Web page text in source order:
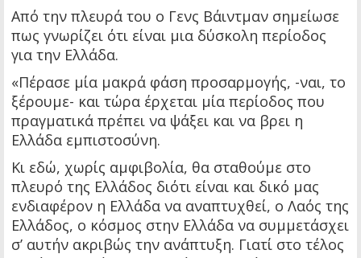
Από την πλευρά του ο Γενς Βάιντμαν σημείωσε
πως γνωρίζει ότι είναι μια δύσκολη περίοδος
για την Ελλάδα.
«Πέρασε μία μακρά φάση προσαρμογής, -ναι, το
ξέρουμε- και τώρα έρχεται μία περίοδος που
πραγματικά πρέπει να ψάξει και να βρει η
Ελλάδα εμπιστοσύνη.
Κι εδώ, χωρίς αμφιβολία, θα σταθούμε στο
πλευρό της Ελλάδος διότι είναι και δικό μας
ενδιαφέρον η Ελλάδα να αναπτυχθεί, ο Λαός της
Ελλάδος, ο κόσμος στην Ελλάδα να συμμετάσχει
σ’ αυτήν ακριβώς την ανάπτυξη. Γιατί στο τέλος